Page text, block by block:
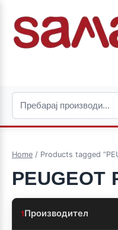
Home / Products tagged
PEUGEOT
1Производител